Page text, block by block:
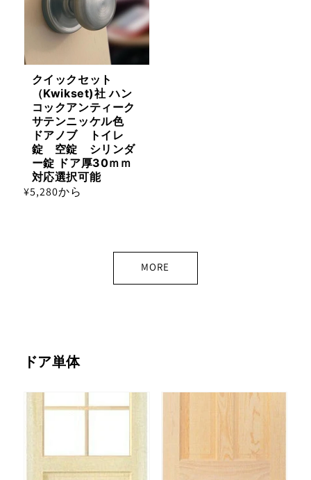
クイックセット
（Kwikset)社 ハン
コックアンティーク
サテンニッケル色
ドアノブ トイレ
錠 空錠 シリンダ
ー錠 ドア厚30ｍｍ
対応選択可能
通
¥5,280から
MORE
ドア単体